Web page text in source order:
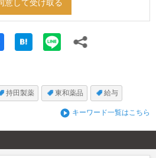
持田製薬 東和薬品 給与
キーワード一覧はこちら